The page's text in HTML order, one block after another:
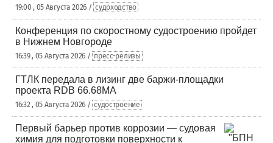
19:00 , 05 Августа 2026 / судоходство
Конференция по скоростному судостроению пройдет
в Нижнем Новгороде
16:39 , 05 Августа 2026 / пресс-релизы
ГТЛК передала в лизинг две баржи-площадки
проекта RDB 66.68МА
16:32 , 05 Августа 2026 / судостроение
Первый барьер против коррозии — судовая
химия для подготовки поверхности к